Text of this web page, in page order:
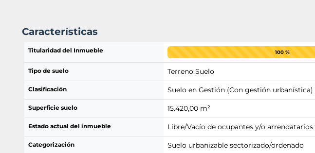
Características
Titularidad del Inmueble 100 %
Tipo de suelo Terreno Suelo
Clasificación Suelo en Gestión (Con gestión urbanística)
Superficie suelo 15.420,00 m²
Estado actual del inmueble Libre/Vacío de ocupantes y/o arrendatarios
Categorización Suelo urbanizable sectorizado/ordenado